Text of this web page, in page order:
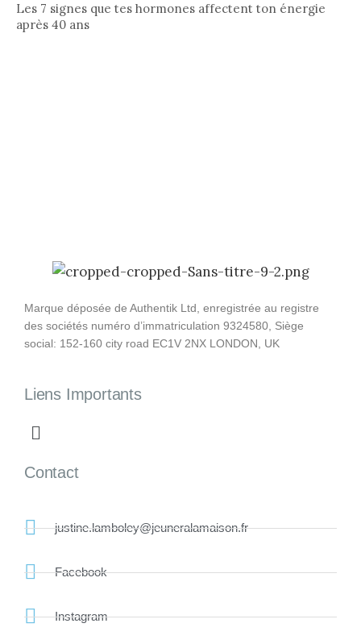
Les 7 signes que tes hormones affectent ton énergie
après 40 ans
Marque déposée de Authentik Ltd, enregistrée au registre
des sociétés numéro d’immatriculation 9324580, Siège
social: 152-160 city road EC1V 2NX LONDON, UK
Liens Importants
Contact
justine.lamboley@jeuneralamaison.fr
Facebook
Instagram